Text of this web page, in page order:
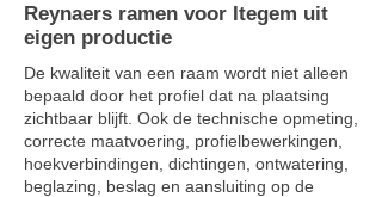
Reynaers ramen voor Itegem uit
eigen productie
De kwaliteit van een raam wordt niet alleen
bepaald door het profiel dat na plaatsing
zichtbaar blijft. Ook de technische opmeting,
correcte maatvoering, profielbewerkingen,
hoekverbindingen, dichtingen, ontwatering,
beglazing, beslag en aansluiting op de